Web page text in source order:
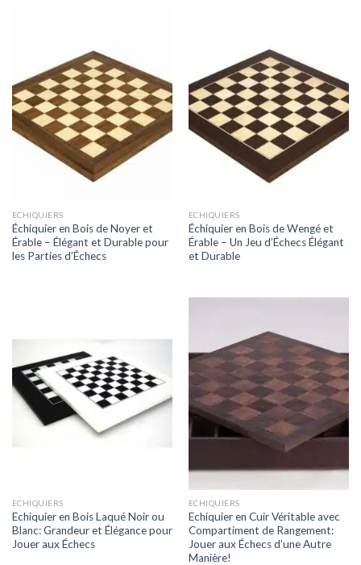
ECHIQUIERS
Échiquier en Bois de Noyer et
Érable – Élégant et Durable pour
les Parties d’Échecs
ECHIQUIERS
Échiquier en Bois de Wengé et
Érable – Un Jeu d’Échecs Élégant
et Durable
ECHIQUIERS
Echiquier en Bois Laqué Noir ou
Blanc: Grandeur et Élégance pour
Jouer aux Échecs
ECHIQUIERS
Echiquier en Cuir Véritable avec
Compartiment de Rangement:
Jouer aux Échecs d’une Autre
Manière!